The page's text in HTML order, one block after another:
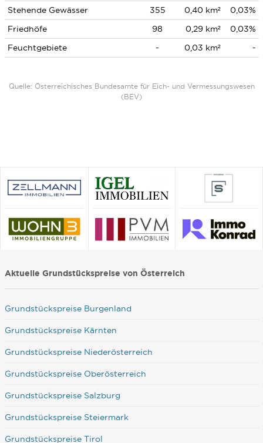
Stehende Gewässer
355 0,40 km²
0,03%
Friedhöfe
98 0,29 km²
0,03%
Feuchtgebiete
- 0,03 km² -
Quelle: Österreichisches Bundesamte für Eich- und Vermessungswesen
(BEV)
Aktuelle Grundstückspreise von Österreich
Grundstückspreise Burgenland
Grundstückspreise Kärnten
Grundstückspreise Niederösterreich
Grundstückspreise Oberösterreich
Grundstückspreise Salzburg
Grundstückspreise Steiermark
Grundstückspreise Tirol